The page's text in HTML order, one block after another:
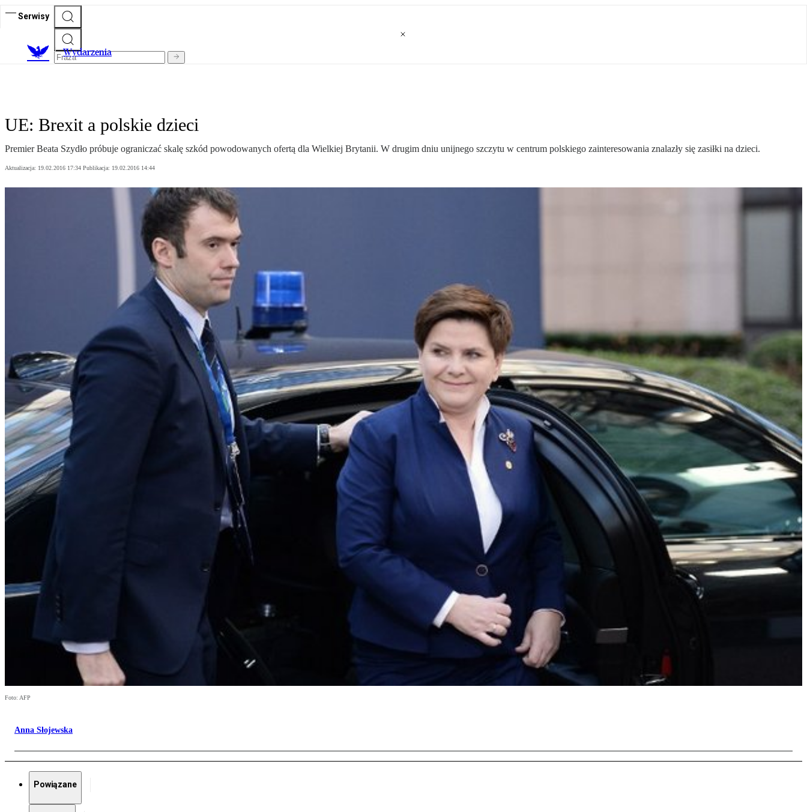
Serwisy
Wydarzenia
UE: Brexit a polskie dzieci
Premier Beata Szydło próbuje ograniczać skalę szkód powodowanych ofertą dla Wielkiej Brytanii. W drugim dniu unijnego szczytu w centrum polskiego zainteresowania znalazły się zasiłki na dzieci.
Aktualizacja: 19.02.2016 17:34 Publikacja: 19.02.2016 14:44
Foto: AFP
Anna Słojewska
Powiązane